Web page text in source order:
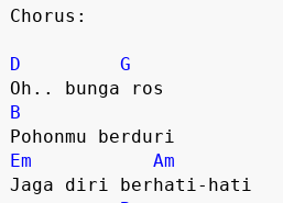
Chorus:
D
G
B
Em
Am
Jaga diri berhati-hati